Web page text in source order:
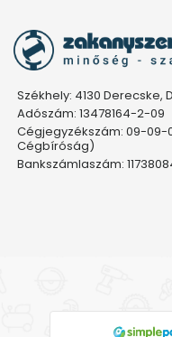
Székhely: 4130 Derecske,
Adószám: 13478164-2-09
Cégjegyzékszám: 09-09-
Cégbíróság)
Bankszámlaszám: